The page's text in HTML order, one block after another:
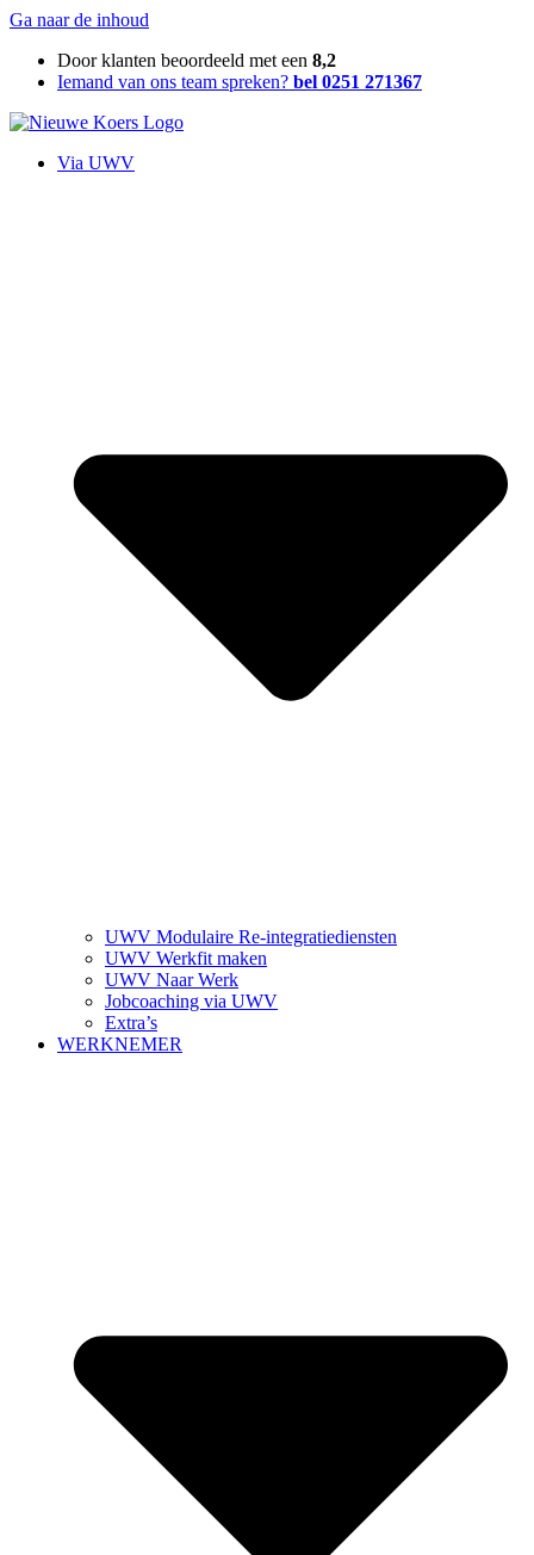
Ga naar de inhoud
Door klanten beoordeeld met een 8,2
Iemand van ons team spreken? bel 0251 271367
Via UWV
UWV Modulaire Re-integratiediensten
UWV Werkfit maken
UWV Naar Werk
Jobcoaching via UWV
Extra’s
WERKNEMER